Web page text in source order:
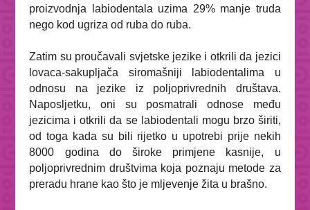
proizvodnja labiodentala uzima 29% manje truda
nego kod ugriza od ruba do ruba.
Zatim su proučavali svjetske jezike i otkrili da jezici
lovaca-sakupljača siromašniji labiodentalima u
odnosu na jezike iz poljoprivrednih društava.
Naposljetku, oni su posmatrali odnose među
jezicima i otkrili da se labiodentali mogu brzo širiti,
od toga kada su bili rijetko u upotrebi prije nekih
8000 godina do široke primjene kasnije, u
poljoprivrednim društvima koja poznaju metode za
preradu hrane kao što je mljevenje žita u brašno.